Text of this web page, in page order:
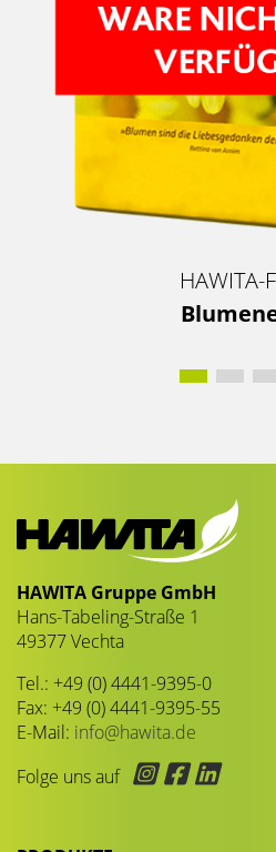
HAWITA-
HAWITA Gruppe GmbH
Hans-Tabeling-Straße 1
49377 Vechta
Tel.: +49 (0) 4441-9395-0
Fax: +49 (0) 4441-9395-55
E-Mail: info@hawita.de
Folge uns auf